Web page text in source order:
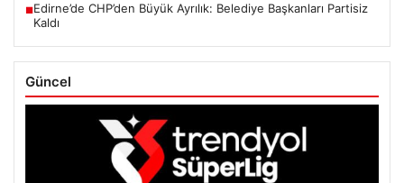
■Edirne’de CHP’den Büyük Ayrılık: Belediye Başkanları Partisiz
Kaldı
Güncel